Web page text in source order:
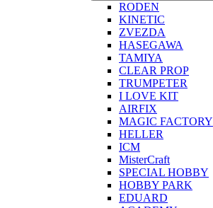
RODEN
KINETIC
ZVEZDA
HASEGAWA
TAMIYA
CLEAR PROP
TRUMPETER
I LOVE KIT
AIRFIX
MAGIC FACTORY
HELLER
ICM
MisterCraft
SPECIAL HOBBY
HOBBY PARK
EDUARD